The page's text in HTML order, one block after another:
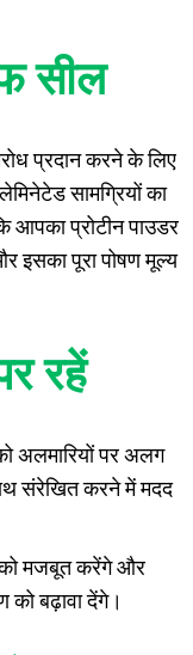
सील
प्रदान करने के लिए
सामग्रियों का
आपका प्रोटीन पाउडर
इसका पूरा पोषण मूल्य
रहें
अलमारियों पर अलग
संरेखित करने में मदद
को मजबूत करेंगे और
को बढ़ावा देंगे।